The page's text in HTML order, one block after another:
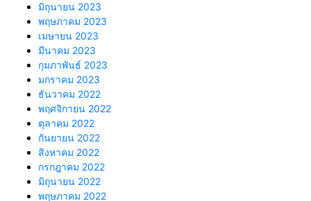
มิถุนายน 2023
พฤษภาคม 2023
เมษายน 2023
มีนาคม 2023
กุมภาพันธ์ 2023
มกราคม 2023
ธันวาคม 2022
พฤศจิกายน 2022
ตุลาคม 2022
กันยายน 2022
สิงหาคม 2022
กรกฎาคม 2022
มิถุนายน 2022
พฤษภาคม 2022